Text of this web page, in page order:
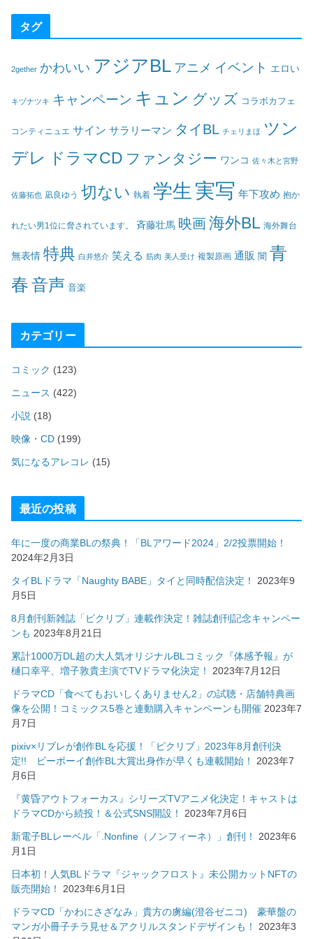
タグ
2gether かわいい アジアBL アニメ イベント エロい
キヅナツキ キャンペーン キュン グッズ コラボカフェ
コンティニュエ サイン サラリーマン タイBL チェリまほ ツン
デレ
ドラマCD ファンタジー ワンコ 佐々木と宮野
佐藤拓也 凪良ゆう 切ない 執着 学生 実写 年下攻め 抱か
れたい男1位に脅されています。 斉藤壮馬 映画海外BL 海外舞台
無表情 特典 白井悠介 笑える 筋肉 美人受け 複製原画 通販 闇 青
春音声 音楽
カテゴリー
コミック (123)
ニュース (422)
小説 (18)
映像・CD (199)
気になるアレコレ (15)
最近の投稿
年に一度の商業BLの祭典！「BLアワード2024」2/2投票開始！
2024年2月3日
タイBLドラマ「Naughty BABE」タイと同時配信決定！
2023年9
月5日
8月創刊新雑誌「ピクリブ」連載作決定！雑誌創刊記念キャンペー
ンも 2023年8月21日
累計1000万DL超の大人気オリジナルBLコミック『体感予報』が
樋口幸平、増子敦貴主演でTVドラマ化決定！
2023年7月12日
ドラマCD「食べてもおいしくありません2」の試聴・店舗特典画
像を公開！コミックス5巻と連動購入キャンペーンも開催 2023年7
月7日
pixiv×リブレが創作BLを応援！「ピクリブ」2023年8月創刊決
定!! ビーボーイ創作BL大賞出身作が早くも連載開始！
2023年7
月6日
『黄昏アウトフォーカス』シリーズTVアニメ化決定！キャストは
ドラマCDから続投！＆公式SNS開設！
2023年7月6日
新電子BLレーベル「.Nonfine（ノンフィーネ）」創刊！
2023年6
月1日
日本初！人気BLドラマ『ジャックフロスト』未公開カットNFTの
販売開始！
2023年6月1日
ドラマCD「かわにさざなみ」貴方の虜編(澄谷ゼニコ) 豪華盤の
マンガ小冊子チラ見せ＆アクリルスタンドデザインも！
2023年3